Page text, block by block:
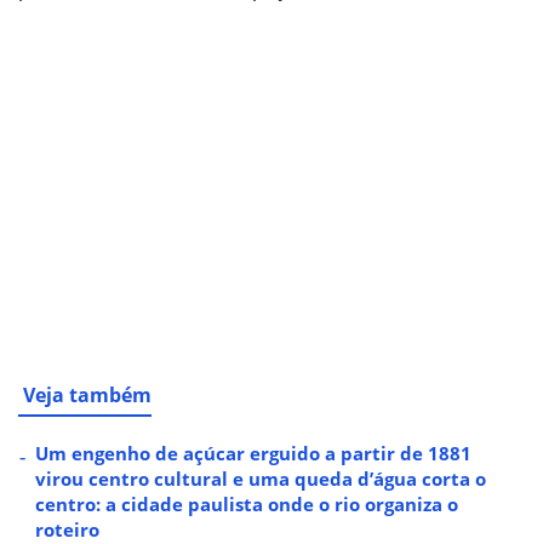
Veja também
Um engenho de açúcar erguido a partir de 1881
virou centro cultural e uma queda d’água corta o
centro: a cidade paulista onde o rio organiza o
roteiro